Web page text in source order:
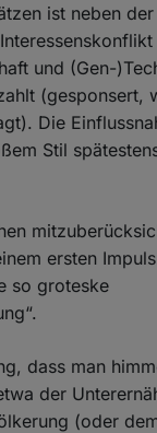
ist neben
und (Gen-
(gesponsert,
Die
Stil
ersten
so groteske
dass man
der
(oder